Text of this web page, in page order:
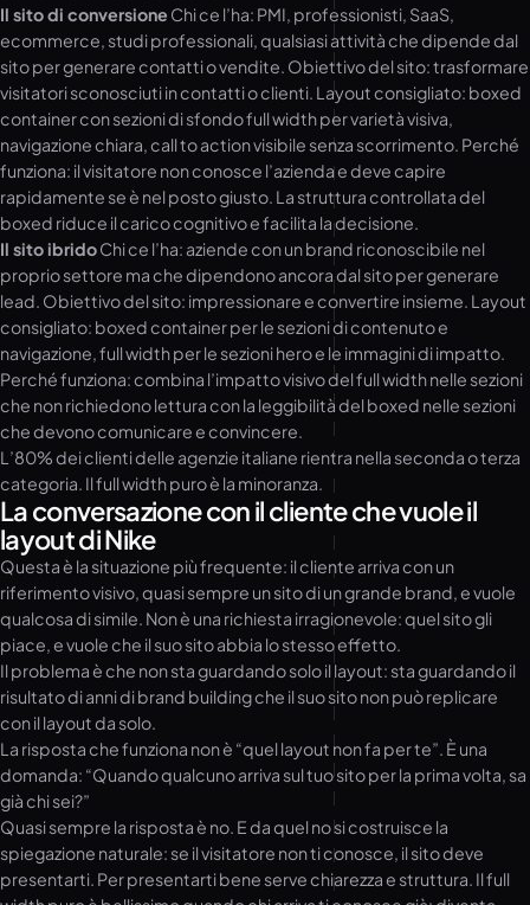
Il sito di conversione Chi ce l’ha: PMI, professionisti, SaaS,
ecommerce, studi professionali, qualsiasi attività che dipende dal
sito per generare contatti o vendite. Obiettivo del sito: trasformare
visitatori sconosciuti in contatti o clienti. Layout consigliato: boxed
container con sezioni di sfondo full width per varietà visiva,
navigazione chiara, call to action visibile senza scorrimento. Perché
funziona: il visitatore non conosce l’azienda e deve capire
rapidamente se è nel posto giusto. La struttura controllata del
boxed riduce il carico cognitivo e facilita la decisione.
Il sito ibridoChi ce l’ha: aziende con un brand riconoscibile nel
proprio settore ma che dipendono ancora dal sito per generare
lead. Obiettivo del sito: impressionare e convertire insieme. Layout
consigliato: boxed container per le sezioni di contenuto e
navigazione, full width per le sezioni hero e le immagini di impatto.
Perché funziona: combina l’impatto visivo del full width nelle sezioni
che non richiedono lettura con la leggibilità del boxed nelle sezioni
che devono comunicare e convincere.
L’80% dei clienti delle agenzie italiane rientra nella seconda o terza
categoria. Il full width puro è la minoranza.
La conversazione con il cliente che vuole il
layout di Nike
Questa è la situazione più frequente: il cliente arriva con un
riferimento visivo, quasi sempre un sito di un grande brand, e vuole
qualcosa di simile. Non è una richiesta irragionevole: quel sito gli
piace, e vuole che il suo sito abbia lo stesso effetto.
Il problema è che non sta guardando solo il layout: sta guardando il
risultato di anni di brand building che il suo sito non può replicare
con il layout da solo.
La risposta che funziona non è “quel layout non fa per te”. È una
domanda: “Quando qualcuno arriva sul tuo sito per la prima volta, sa
già chi sei?”
Quasi sempre la risposta è no. E da quel no si costruisce la
spiegazione naturale: se il visitatore non ti conosce, il sito deve
presentarti. Per presentarti bene serve chiarezza e struttura. Il full